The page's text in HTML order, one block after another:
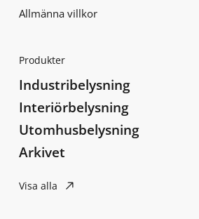
Allmänna villkor
Produkter
Industribelysning
Interiörbelysning
Utomhusbelysning
Arkivet
Visa alla